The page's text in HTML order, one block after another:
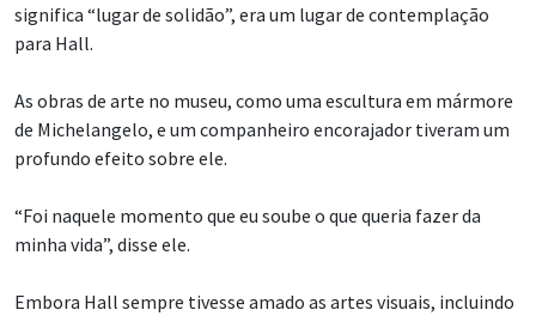
significa “lugar de solidão”, era um lugar de contemplação
para Hall.
As obras de arte no museu, como uma escultura em mármore
de Michelangelo, e um companheiro encorajador tiveram um
profundo efeito sobre ele.
“Foi naquele momento que eu soube o que queria fazer da
minha vida”, disse ele.
Embora Hall sempre tivesse amado as artes visuais, incluindo